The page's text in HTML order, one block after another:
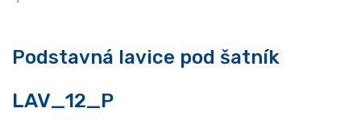
Podstavná lavice pod šatník
LAV_12_P